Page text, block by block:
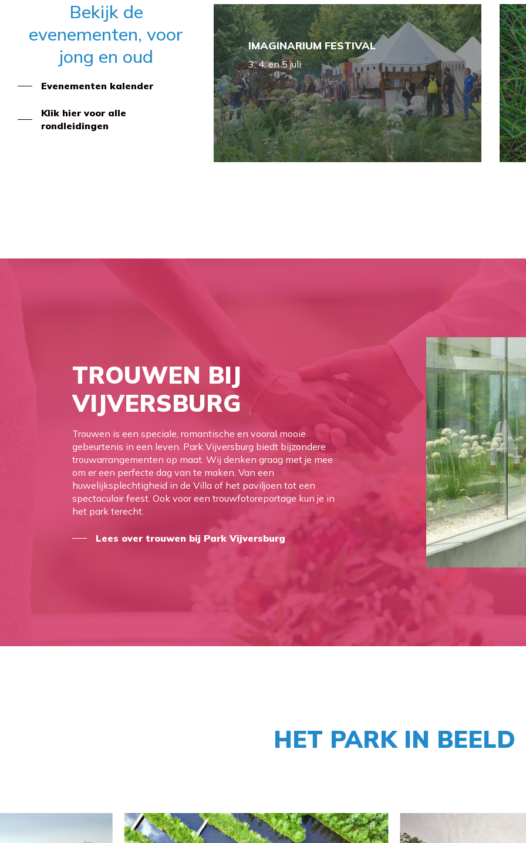
Bekijk de
evenementen, voor
jong en oud
Evenementen kalender
Klik hier voor alle
rondleidingen
IMAGINARIUM FESTIVAL
3, 4, en 5 juli
TROUWEN BIJ
VIJVERSBURG
Trouwen is een speciale, romantische en vooral mooie
gebeurtenis in een leven. Park Vijversburg biedt bijzondere
trouwarrangementen op maat. Wij denken graag met je mee
om er een perfecte dag van te maken. Van een
huwelijksplechtigheid in de Villa of het paviljoen tot een
spectaculair feest. Ook voor een trouwfotoreportage kun je in
het park terecht.
Lees over trouwen bij Park Vijversburg
HET PARK IN BEELD